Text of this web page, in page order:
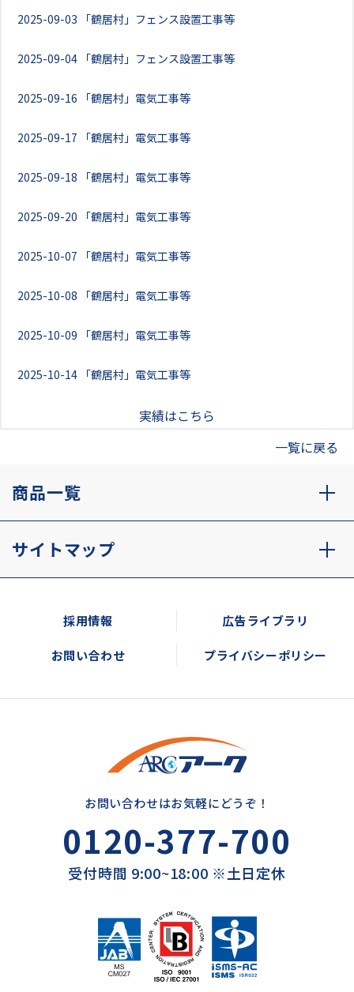
2025-09-03 「鶴居村」フェンス設置工事等
2025-09-04 「鶴居村」フェンス設置工事等
2025-09-16 「鶴居村」電気工事等
2025-09-17 「鶴居村」電気工事等
2025-09-18 「鶴居村」電気工事等
2025-09-20 「鶴居村」電気工事等
2025-10-07 「鶴居村」電気工事等
2025-10-08 「鶴居村」電気工事等
2025-10-09 「鶴居村」電気工事等
2025-10-14 「鶴居村」電気工事等
実績はこちら
一覧に戻る
商品一覧
サイトマップ
採用情報 広告ライブラリ
お問い合わせ プライバシーポリシー
お問い合わせはお気軽にどうぞ！
0120-377-700
受付時間 9:00~18:00 ※土日定休